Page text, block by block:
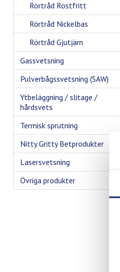
Rörtråd Rostfritt
Rörtråd Nickelbas
Rörtråd Gjutjärn
Gassvetsning
Pulverbågssvetsning (SAW)
Ytbeläggning / slitage /
hårdsvets
Termisk sprutning
Nitty Gritty Betprodukter
Lasersvetsning
Övriga produkter